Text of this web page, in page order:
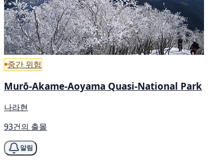
중간 위험
Murō-Akame-Aoyama Quasi-National Park
나라현
93건의 출몰
알림